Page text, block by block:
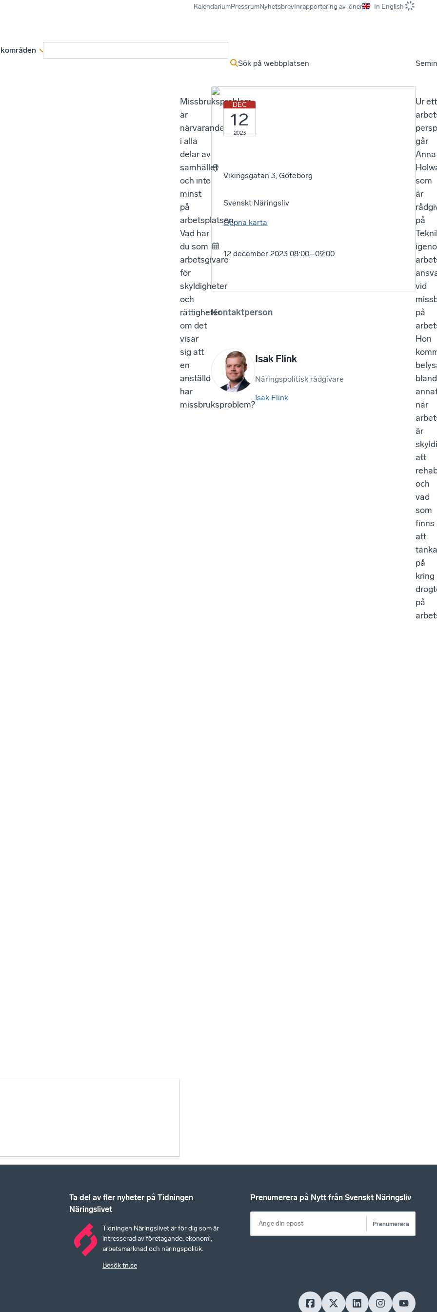
KalendariumPressrumNyhetsbrevInrapportering av löner In English
Sök på webbplatsen
DEC
12
2023
Vikingsgatan 3, Göteborg
Svenskt Näringsliv
Öppna karta
12 december 2023 08:00–09:00
Kontaktperson
Isak Flink
Näringspolitisk rådgivare
Isak Flink
Missbruksproblem
är
närvarande
i alla
delar av
samhället
och inte
minst
på
arbetsplatsen.
Vad har
du som
arbetsgivare
för
skyldigheter
och
rättigheter
om det
visar
sig att
en
anställd
har
missbruksproblem?
Ur ett
går
Anna
som
är
på
vid
på
Hon
bland
när
är
att
och
vad
som
finns
att
tänka
på
kring
på
Ta del av fler nyheter på Tidningen
Näringslivet
Tidningen Näringslivet är för dig som är
intresserad av företagande, ekonomi,
arbetsmarknad och näringspolitik.
Besök tn.se
Prenumerera på Nytt från Svenskt Näringsliv
Prenumerera